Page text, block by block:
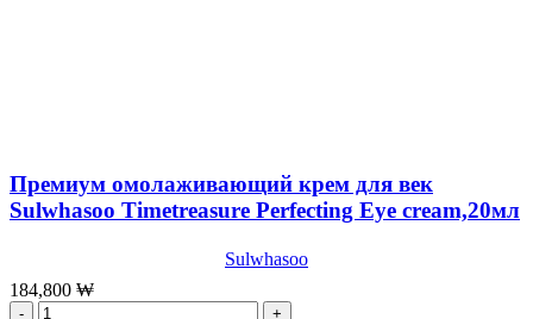
Премиум омолаживающий крем для век
Sulwhasoo Timetreasure Perfecting Eye cream,20мл
Sulwhasoo
184,800 ₩
Количество